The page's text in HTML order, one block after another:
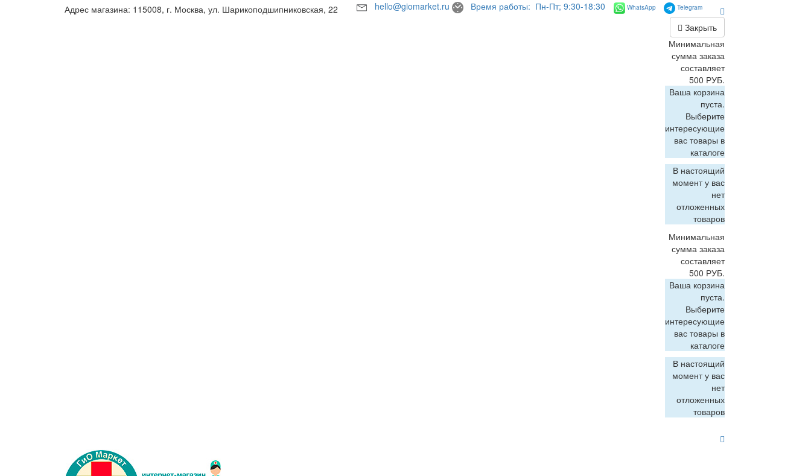
Адрес магазина: 115008, г. Москва, ул. Шарикоподшипниковская, 22 hello@giomarket.ru Время работы: Пн-Пт; 9:30-18:30 WhatsApp Telegram
Закрыть
Минимальная
сумма заказа
составляет
500 РУБ.
Ваша корзина
пуста.
Выберите
интересующие
вас товары в
каталоге
В настоящий
момент у вас
нет
отложенных
товаров
Минимальная
сумма заказа
составляет
500 РУБ.
Ваша корзина
пуста.
Выберите
интересующие
вас товары в
каталоге
В настоящий
момент у вас
нет
отложенных
товаров